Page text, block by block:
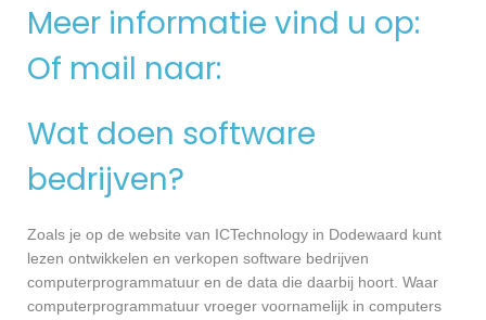
Meer informatie vind u op:
Of mail naar:
Wat doen software
bedrijven?
Zoals je op de website van ICTechnology in Dodewaard kunt
lezen ontwikkelen en verkopen software bedrijven
computerprogrammatuur en de data die daarbij hoort. Waar
computerprogrammatuur vroeger voornamelijk in computers